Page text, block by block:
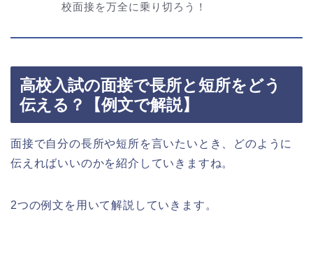
校面接を万全に乗り切ろう！
高校入試の面接で長所と短所をどう
伝える？【例文で解説】
面接で自分の長所や短所を言いたいとき、どのように
伝えればいいのかを紹介していきますね。
2つの例文を用いて解説していきます。